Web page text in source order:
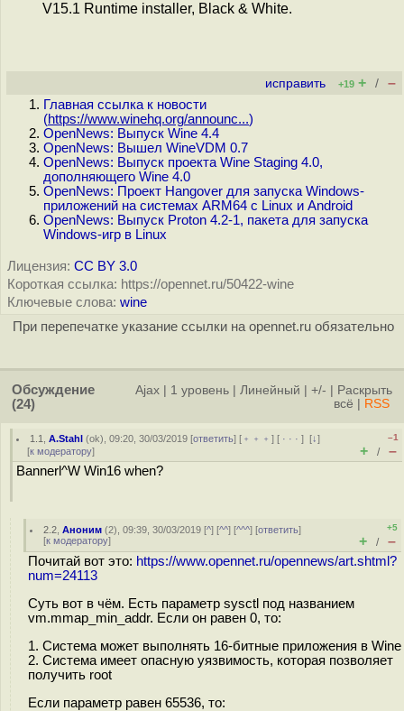
V15.1 Runtime installer, Black & White.
исправить +19 + / –
Главная ссылка к новости
(https://www.winehq.org/announc...)
OpenNews: Выпуск Wine 4.4
OpenNews: Вышел WineVDM 0.7
OpenNews: Выпуск проекта Wine Staging 4.0,
дополняющего Wine 4.0
OpenNews: Проект Hangover для запуска Windows-
приложений на системах ARM64 c Linux и Android
OpenNews: Выпуск Proton 4.2-1, пакета для запуска
Windows-игр в Linux
Лицензия: CC BY 3.0
Короткая ссылка: https://opennet.ru/50422-wine
Ключевые слова: wine
При перепечатке указание ссылки на opennet.ru обязательно
Обсуждение
(24)
Ajax 1 уровень Линейный +/-
Раскрыть
всё
RSS
1.1 ,A.Stahl (ok), 09:20, 30/03/2019 [ответить] [ ﹢﹢﹢] [ · · ·][↓]
[к модератору]
–1
+ / –
Bannerl^W Win16 when?
2.2 ,Аноним (2), 09:39, 30/03/2019 [^] [^^] [^^^] [ответить]
[к модератору]
+5
+ / –
Почитай вот это: https://www.opennet.ru/opennews/art.shtml?
num=24113
Суть вот в чём. Есть параметр sysctl под названием
vm.mmap_min_addr. Если он равен 0, то:
1. Система может выполнять 16-битные приложения в Wine
2. Система имеет опасную уязвимость, которая позволяет
получить root
Если параметр равен 65536, то: